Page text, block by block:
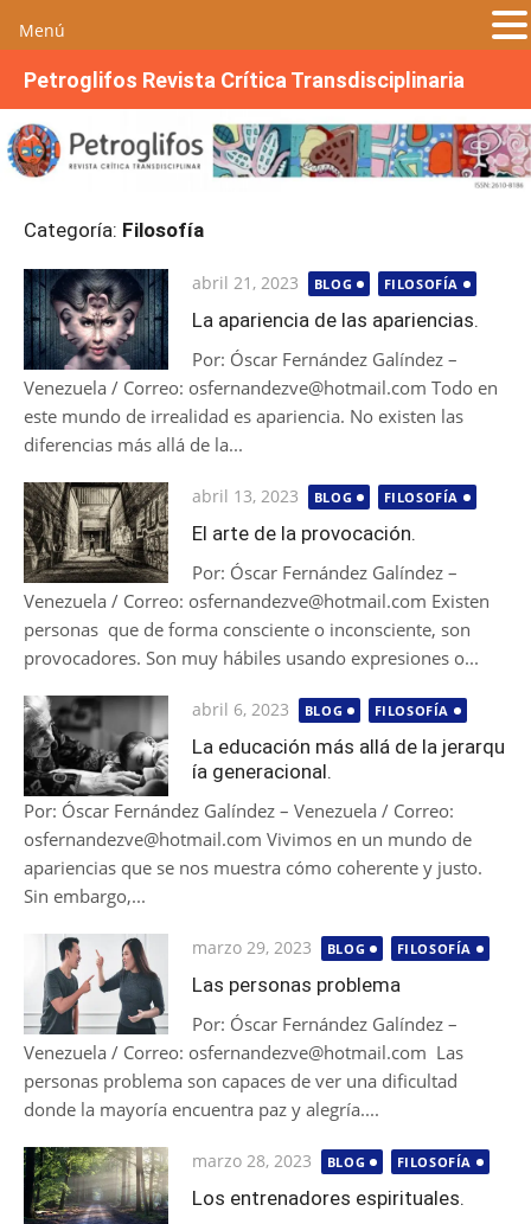
Petroglifos Revista Crítica Transdisciplinaria
Categoría: Filosofía
Publicada
el
abril 21, 2023 BLOG FILOSOFÍA
La apariencia de las apariencias.
Por: Óscar Fernández Galíndez –
Venezuela / Correo: osfernandezve@hotmail.com Todo en
este mundo de irrealidad es apariencia. No existen las
diferencias más allá de la...
Publicada
el
abril 13, 2023 BLOG FILOSOFÍA
El arte de la provocación.
Por: Óscar Fernández Galíndez –
Venezuela / Correo: osfernandezve@hotmail.com Existen
personas que de forma consciente o inconsciente, son
provocadores. Son muy hábiles usando expresiones o...
Publicada
el
abril 6, 2023 BLOG FILOSOFÍA
La educación más allá de la jerarqu
ía generacional.
Por: Óscar Fernández Galíndez – Venezuela / Correo:
osfernandezve@hotmail.com Vivimos en un mundo de
apariencias que se nos muestra cómo coherente y justo.
Sin embargo,...
Publicada
el
marzo 29, 2023 BLOG FILOSOFÍA
Las personas problema
Por: Óscar Fernández Galíndez –
Venezuela / Correo: osfernandezve@hotmail.com Las
personas problema son capaces de ver una dificultad
donde la mayoría encuentra paz y alegría....
Publicada
el
marzo 28, 2023 BLOG FILOSOFÍA
Los entrenadores espirituales.
Menú